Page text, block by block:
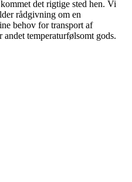
det rigtige sted hen. Vi
rådgivning om en
behov for transport af
temperaturfølsomt gods.